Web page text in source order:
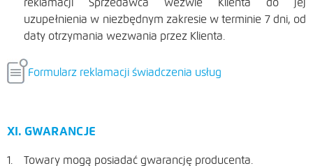
reklamacji Sprzedawca wezwie Klienta do jej
uzupełnienia w niezbędnym zakresie w terminie 7 dni, od
daty otrzymania wezwania przez Klienta.
Formularz reklamacji świadczenia usług
XI. GWARANCJE
Towary mogą posiadać gwarancję producenta.